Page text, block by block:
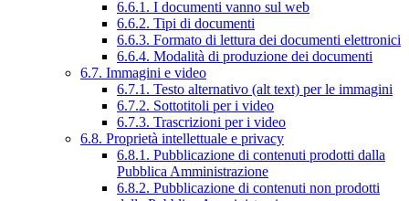
6.6.1. I documenti vanno sul web
6.6.2. Tipi di documenti
6.6.3. Formato di lettura dei documenti elettronici
6.6.4. Modalità di produzione dei documenti
6.7. Immagini e video
6.7.1. Testo alternativo (alt text) per le immagini
6.7.2. Sottotitoli per i video
6.7.3. Trascrizioni per i video
6.8. Proprietà intellettuale e privacy
6.8.1. Pubblicazione di contenuti prodotti dalla
Pubblica Amministrazione
6.8.2. Pubblicazione di contenuti non prodotti